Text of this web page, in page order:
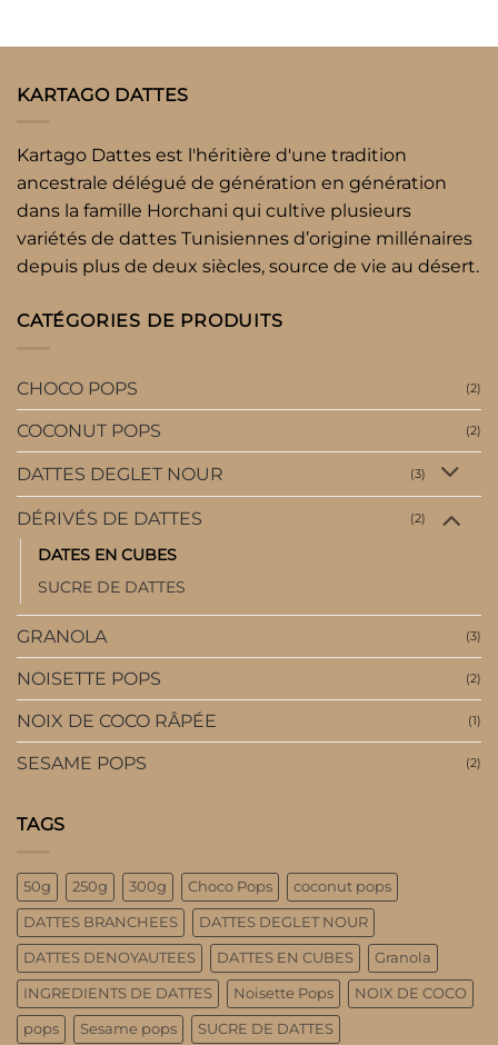
KARTAGO DATTES
Kartago Dattes est l'héritière d'une tradition
ancestrale délégué de génération en génération
dans la famille Horchani qui cultive plusieurs
variétés de dattes Tunisiennes d’origine millénaires
depuis plus de deux siècles, source de vie au désert.
CATÉGORIES DE PRODUITS
CHOCO POPS (2)
COCONUT POPS (2)
DATTES DEGLET NOUR (3)
DÉRIVÉS DE DATTES (2)
DATES EN CUBES
SUCRE DE DATTES
GRANOLA (3)
NOISETTE POPS (2)
NOIX DE COCO RÂPÉE (1)
SESAME POPS (2)
TAGS
50g 250g 300g Choco Pops coconut pops
DATTES BRANCHEES DATTES DEGLET NOUR
DATTES DENOYAUTEES DATTES EN CUBES Granola
INGREDIENTS DE DATTES Noisette Pops NOIX DE COCO
pops Sesame pops SUCRE DE DATTES